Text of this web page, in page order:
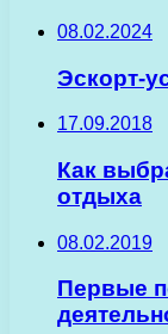
08.02.2024
Эскорт-
17.09.2018
Как
отдыха
08.02.2019
Первые